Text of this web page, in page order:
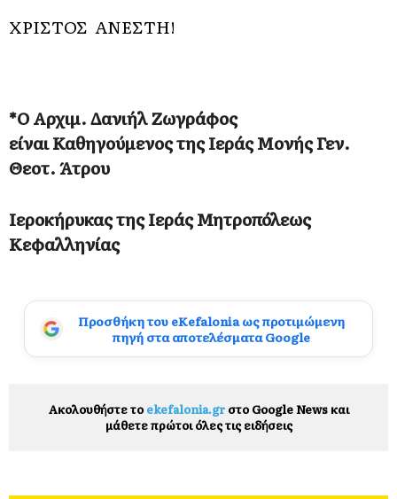
ΧΡΙΣΤΟΣ ΑΝΕΣΤΗ!
*Ο Αρχιμ. Δανιήλ Ζωγράφος
είναι Καθηγούμενος της Ιεράς Μονής Γεν.
Θεοτ. Άτρου
Ιεροκήρυκας της Ιεράς Μητροπόλεως
Κεφαλληνίας
Προσθήκη του eKefalonia ως προτιμώμενη
πηγή στα αποτελέσματα Google
Ακολουθήστε το ekefalonia.grστο Google News και
μάθετε πρώτοι όλες τις ειδήσεις